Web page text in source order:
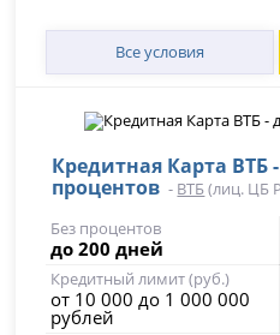
Все условия
Кредитная Карта ВТБ
процентов - ВТБ(лиц. ЦБ
Без процентов
до 200 дней
Кредитный лимит (руб.)
от 10 000 до 1 000 000
рублей